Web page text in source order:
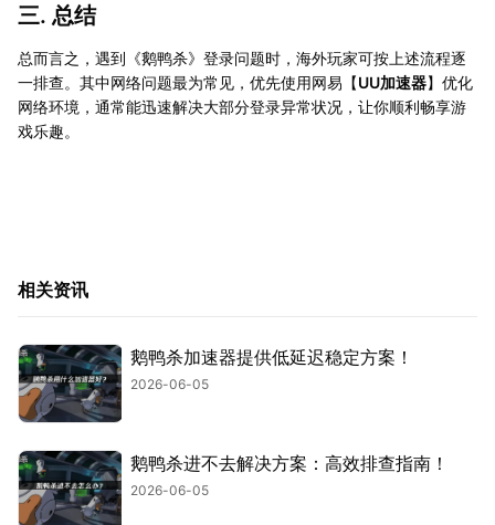
三. 总结
总而言之，遇到《鹅鸭杀》登录问题时，海外玩家可按上述流程逐
一排查。其中网络问题最为常见，优先使用网易【UU加速器】优化
网络环境，通常能迅速解决大部分登录异常状况，让你顺利畅享游
戏乐趣。
相关资讯
鹅鸭杀加速器提供低延迟稳定方案！
2026-06-05
鹅鸭杀进不去解决方案：高效排查指南！
2026-06-05